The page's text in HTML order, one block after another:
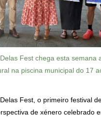
Fest chega esta semana
na piscina municipal do 17
Fest, o primeiro festival
de xénero celebrado